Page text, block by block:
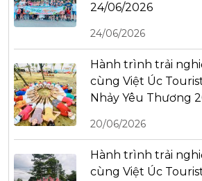
24/06/2026
24/06/2026
Hành trình trải
cùng Việt Úc
Nhảy Yêu Thương
20/06/2026
Hành trình trải
cùng Việt Úc